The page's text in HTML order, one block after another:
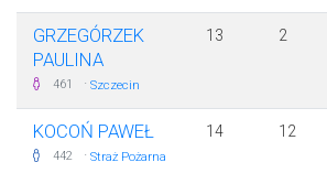
GRZEGÓRZEK
PAULINA
461 · Szczecin
13 2
KOCOŃ PAWEŁ
442 · Straż Pożarna
14 12